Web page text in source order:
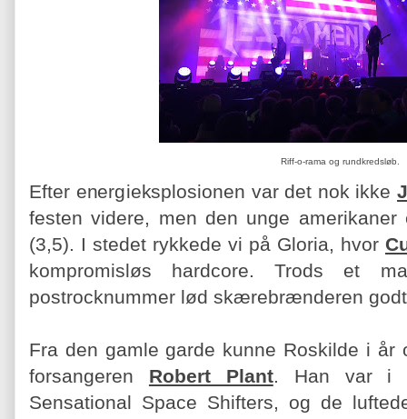
Riff-o-rama og rundkredsløb.
Efter energieksplosionen var det nok ikke
festen videre, men den unge
(3,5). I stedet rykkede vi på Gloria, hvor
kompromisløs hardcore. Trods et
postrocknummer lød skærebrænderen
Fra den gamle garde kunne Roskilde i år
forsangeren Robert Plant. Han var i
Sensational Space Shifters, og de